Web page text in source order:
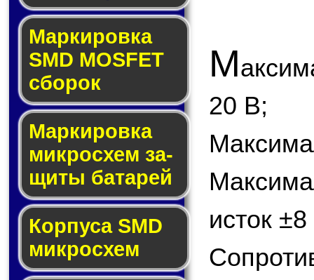
Мар­ки­ров­ка
SMD MOSFET
сбо­рок
Мар­ки­ров­ка
мик­ро­схем за­
щи­ты ба­та­рей
Корпуса SMD
мик­ро­схем
М
20 В;
исток